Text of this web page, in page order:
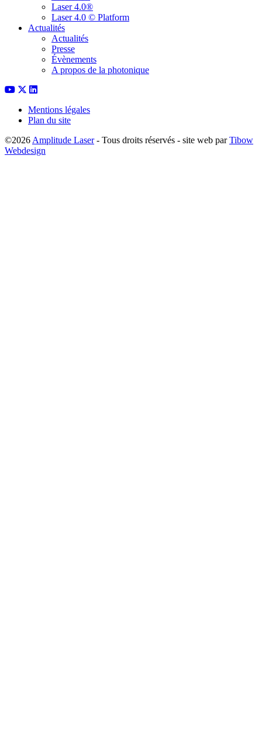
Laser 4.0®
Laser 4.0 © Platform
Actualités
Actualités
Presse
Évènements
A propos de la photonique
Mentions légales
Plan du site
©2026Amplitude Laser- Tous droits réservés - site web parTibow
Webdesign